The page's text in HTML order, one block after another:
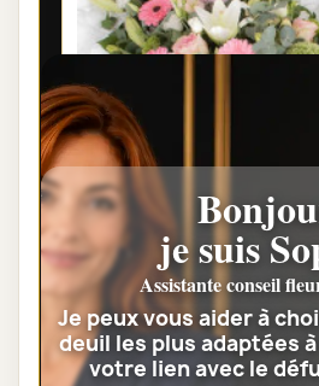
GERBE DE FLEURS
SAGESSE
je suis
Assistante conseil
Je peux vous aider à
deuil les plus adaptées
votre lien avec le